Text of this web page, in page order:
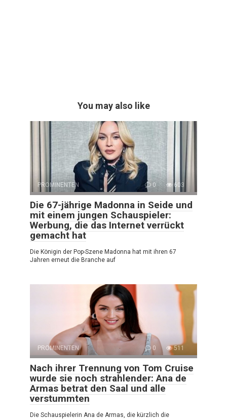
You may also like
PROMINENTEN 0 603
Die 67-jährige Madonna in Seide und
mit einem jungen Schauspieler:
Werbung, die das Internet verrückt
gemacht hat
Die Königin der Pop-Szene Madonna hat mit ihren 67
Jahren erneut die Branche auf
PROMINENTEN 0 511
Nach ihrer Trennung von Tom Cruise
wurde sie noch strahlender: Ana de
Armas betrat den Saal und alle
verstummten
Die Schauspielerin Ana de Armas, die kürzlich die